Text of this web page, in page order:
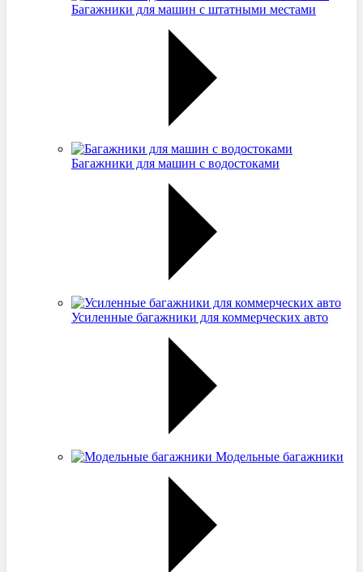
Багажники для машин с штатными местами
Багажники для машин с водостоками
Усиленные багажники для коммерческих авто
Модельные багажники